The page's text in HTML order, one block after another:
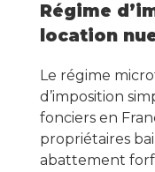
Régime
location
Le régime
d’imposition
fonciers en
propriétaires
abattement